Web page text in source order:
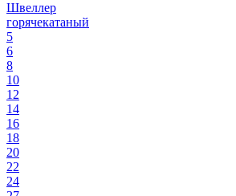
Швеллер
горячекатаный
5
6
8
10
12
14
16
18
20
22
24